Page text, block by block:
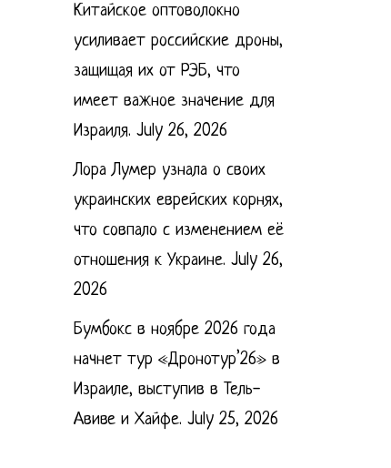
Китайское оптоволокно
усиливает российские дроны,
защищая их от РЭБ, что
имеет важное значение для
Израиля. July 26, 2026
Лора Лумер узнала о своих
украинских еврейских корнях,
что совпало с изменением её
отношения к Украине. July 26,
2026
Бумбокс в ноябре 2026 года
начнет тур «Дронотур’26» в
Израиле, выступив в Тель-
Авиве и Хайфе. July 25, 2026